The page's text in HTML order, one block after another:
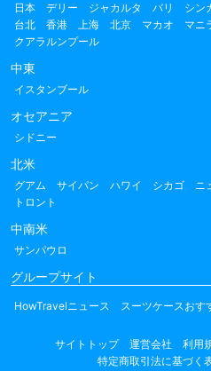
日本 デリー ジャカルタ バリ シン
台北
香港 上海 北京 マカオ マニ
クアラルンプール
中東
イスタンブール
オセアニア
シドニー
北米
グアム サイパン ハワイ シカゴ ニ
トロント
中南米
サンパウロ
グループサイト
HowTravelニュース スーツケースおす
サイトトップ 運営会社 利用
特定商取引法に基づく